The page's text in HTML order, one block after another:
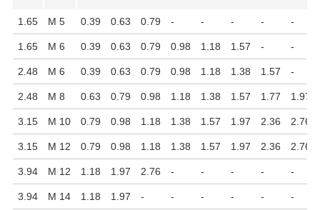
1.65 M 5 0.39 0.63 0.79 - - - - -
1.65 M 6 0.39 0.63 0.79 0.98 1.18 1.57 - -
2.48 M 6 0.39 0.63 0.79 0.98 1.18 1.38 1.57 -
2.48 M 8 0.63 0.79 0.98 1.18 1.38 1.57 1.77 1.97
3.15 M 10 0.79 0.98 1.18 1.38 1.57 1.97 2.36 2.76
3.15 M 12 0.79 0.98 1.18 1.38 1.57 1.97 2.36 2.76
3.94 M 12 1.18 1.97 2.76 - - - - -
3.94 M 14 1.18 1.97 - - - - - -